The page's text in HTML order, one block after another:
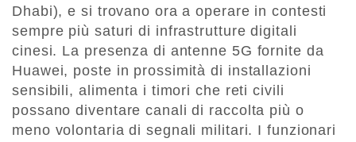
Dhabi), e si trovano ora a operare in contesti
sempre più saturi di infrastrutture digitali
cinesi. La presenza di antenne 5G fornite da
Huawei, poste in prossimità di installazioni
sensibili, alimenta i timori che reti civili
possano diventare canali di raccolta più o
meno volontaria di segnali militari. I funzionari